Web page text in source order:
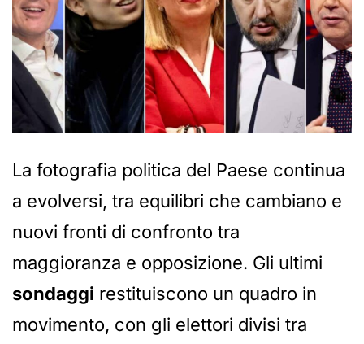
La fotografia politica del Paese continua
a evolversi, tra equilibri che cambiano e
nuovi fronti di confronto tra
maggioranza e opposizione. Gli ultimi
sondaggi restituiscono un quadro in
movimento, con gli elettori divisi tra